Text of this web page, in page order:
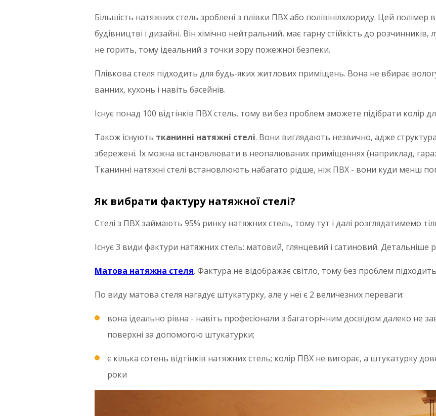
Більшість натяжних стель зроблені з плівки ПВХ або полівінілхлориду. Цей
будівництві і дизайні. Він хімічно нейтральний, має гарну стійкість до розчинників,
не горить, тому ідеальний з точки зору пожежної безпеки.
Плівкова стеля підходить для будь-яких житлових приміщень. Вона не вбирає
ванних, кухонь і навіть басейнів.
Існує понад 100 відтінків ПВХ стель, тому ви без проблем зможете підібрати колір
Також існують тканинні натяжні стелі. Вони виглядають незвично, адже
збережені. Їх можна встановлювати в неопалюваних приміщеннях (наприклад,
Тканинні натяжні стелі встановлюють набагато рідше, ніж ПВХ - вони куди менш
Як вибрати фактуру натяжної стелі?
Стелі з ПВХ займають 95% ринку натяжних стель, тому тут і далі розглядатимемо
Існує 3 види фактури натяжних стель: матовий, глянцевий і сатиновий. Детальніше
Матова натяжна стеля. Фактура не відображає світло, тому без проблем
По виду матова стеля нагадує штукатурку, але у неї є 2 величезних переваги:
вона ідеально рівна - навіть професіонали з багаторічним досвідом далеко не
поверхні за допомогою штукатурки;
є кілька сотень відтінків натяжних стель; колір ПВХ не вигорає, а штукатурку
роки